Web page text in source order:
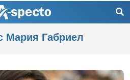
Мария Габриел